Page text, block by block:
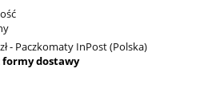
- Paczkomaty InPost(Polska)
formy dostawy